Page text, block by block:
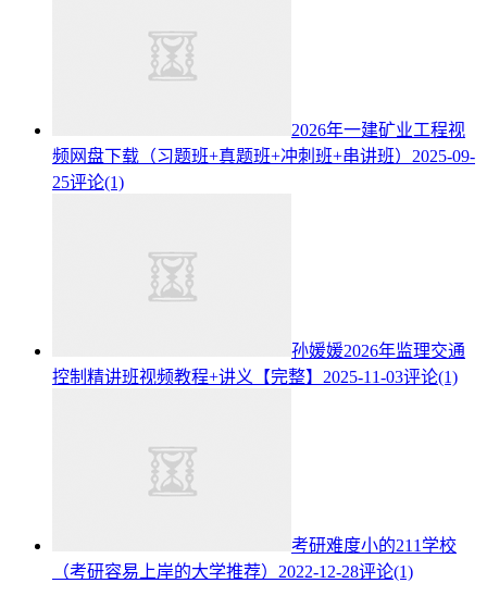
2026年一建矿业工程视
频网盘下载（习题班+真题班+冲刺班+串讲班） 2025-09-
25评论(1)
孙媛媛2026年监理交通
控制精讲班视频教程+讲义【完整】 2025-11-03评论(1)
考研难度小的211学校
（考研容易上岸的大学推荐） 2022-12-28评论(1)